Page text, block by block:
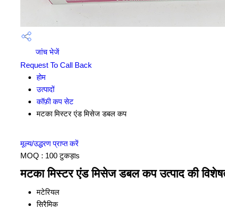
जांच भेजें
Request To Call Back
होम
उत्पादों
कॉफ़ी कप सेट
मटका मिस्टर एंड मिसेज डबल कप
मूल्य/उद्धरण प्राप्त करें
MOQ : 100 टुकड़ाs
मटका मिस्टर एंड मिसेज डबल कप उत्पाद की
मटेरियल
सिरैमिक